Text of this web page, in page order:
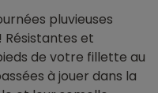
pluvieuses
et
de votre fillette au
à jouer dans la